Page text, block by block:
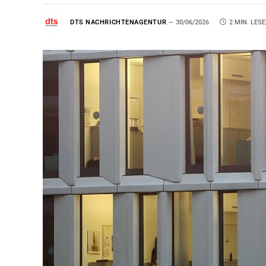
DTS NACHRICHTENAGENTUR 30/06/2026 2 MIN.